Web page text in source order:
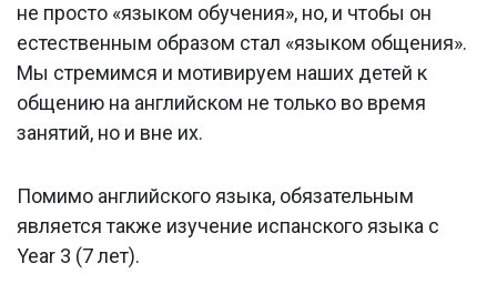
не просто «языком обучения», но, и чтобы он
естественным образом стал «языком общения».
Мы стремимся и мотивируем наших детей к
общению на английском не только во время
занятий, но и вне их.
Помимо английского языка, обязательным
является также изучение испанского языка с
Year 3 (7 лет).